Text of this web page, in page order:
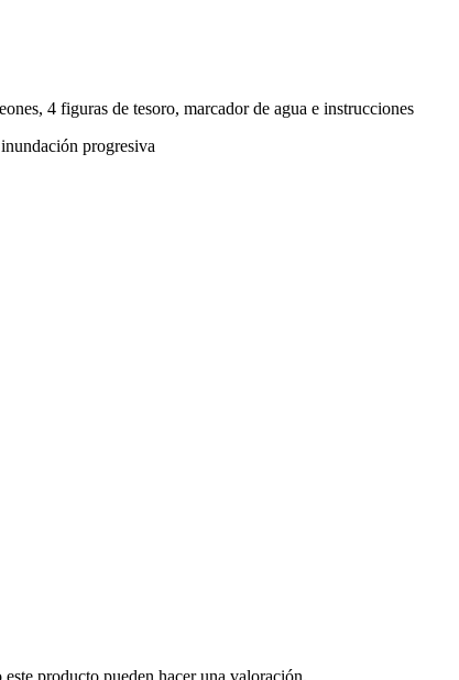
4 figuras de tesoro, marcador de agua e instrucciones
progresiva